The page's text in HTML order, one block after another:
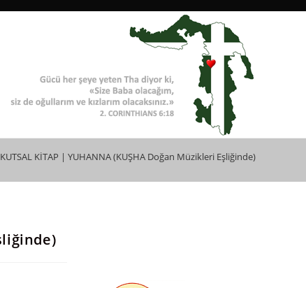
KUTSAL KİTAP | YUHANNA (KUŞHA Doğan Müzikleri Eşliğinde)